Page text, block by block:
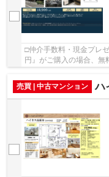
□仲介手数料・現金プレ
円』がご購入の場合、
売買 | 中古マンション
ハイ